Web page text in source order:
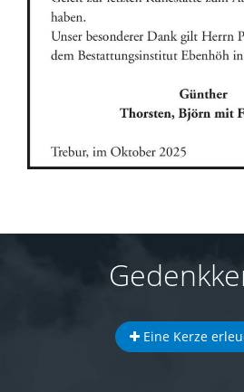
Eine Kerze